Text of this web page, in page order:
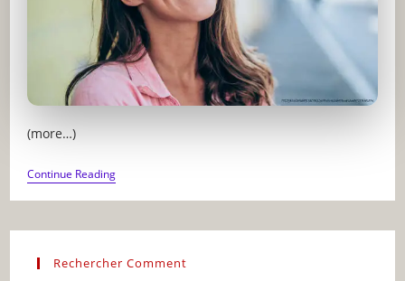
(more…)
Continue ReadingBEAUTÉ
:
COMMENT
LES
NATURELLEMENT
Rechercher Comment